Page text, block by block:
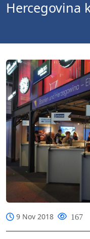
Hercegovina
9 Nov 2018 167